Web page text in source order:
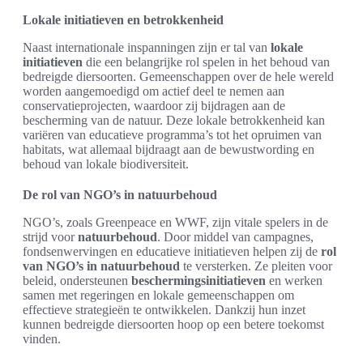
Lokale initiatieven en betrokkenheid
Naast internationale inspanningen zijn er tal van lokale
initiatieven die een belangrijke rol spelen in het behoud van
bedreigde diersoorten. Gemeenschappen over de hele wereld
worden aangemoedigd om actief deel te nemen aan
conservatieprojecten, waardoor zij bijdragen aan de
bescherming van de natuur. Deze lokale betrokkenheid kan
variëren van educatieve programma’s tot het opruimen van
habitats, wat allemaal bijdraagt aan de bewustwording en
behoud van lokale biodiversiteit.
De rol van NGO’s in natuurbehoud
NGO’s, zoals Greenpeace en WWF, zijn vitale spelers in de
strijd voornatuurbehoud. Door middel van campagnes,
fondsenwervingen en educatieve initiatieven helpen zij de rol
van NGO’s in natuurbehoud te versterken. Ze pleiten voor
beleid, ondersteunen beschermingsinitiatieven en werken
samen met regeringen en lokale gemeenschappen om
effectieve strategieën te ontwikkelen. Dankzij hun inzet
kunnen bedreigde diersoorten hoop op een betere toekomst
vinden.